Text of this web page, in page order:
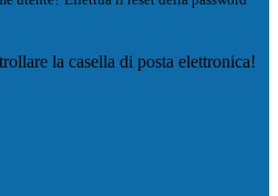
la casella di posta elettronica!